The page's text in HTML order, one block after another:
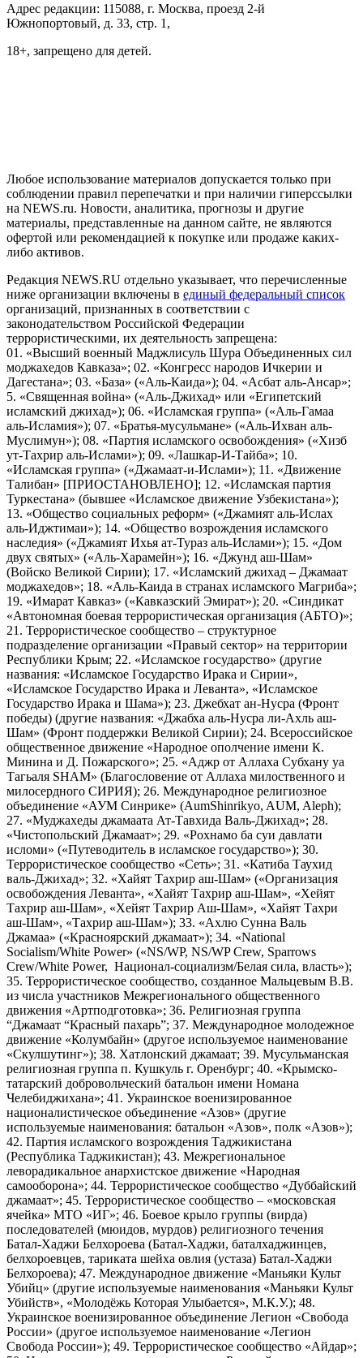
Адрес редакции: 115088, г. Москва, проезд 2-й
Южнопортовый, д. 33, стр. 1,
18+, запрещено для детей.
Любое использование материалов допускается только при
соблюдении правил перепечатки и при наличии гиперссылки
на NEWS.ru. Новости, аналитика, прогнозы и другие
материалы, представленные на данном сайте, не являются
офертой или рекомендацией к покупке или продаже каких-
либо активов.
Редакция NEWS.RU отдельно указывает, что перечисленные
ниже организации включены в единый федеральный список
организаций, признанных в соответствии с
законодательством Российской Федерации
террористическими, их деятельность запрещена:
01. «Высший военный Маджлисуль Шура Объединенных сил
моджахедов Кавказа»; 02. «Конгресс народов Ичкерии и
Дагестана»; 03. «База» («Аль-Каида»); 04. «Асбат аль-Ансар»;
5. «Священная война» («Аль-Джихад» или «Египетский
исламский джихад»); 06. «Исламская группа» («Аль-Гамаа
аль-Исламия»); 07. «Братья-мусульмане» («Аль-Ихван аль-
Муслимун»); 08. «Партия исламского освобождения» («Хизб
ут-Тахрир аль-Ислами»); 09. «Лашкар-И-Тайба»; 10.
«Исламская группа» («Джамаат-и-Ислами»); 11. «Движение
Талибан» [ПРИОСТАНОВЛЕНО]; 12. «Исламская партия
Туркестана» (бывшее «Исламское движение Узбекистана»);
13. «Общество социальных реформ» («Джамият аль-Ислах
аль-Иджтимаи»); 14. «Общество возрождения исламского
наследия» («Джамият Ихья ат-Тураз аль-Ислами»); 15. «Дом
двух святых» («Аль-Харамейн»); 16. «Джунд аш-Шам»
(Войско Великой Сирии); 17. «Исламский джихад – Джамаат
моджахедов»; 18. «Аль-Каида в странах исламского Магриба»;
19. «Имарат Кавказ» («Кавказский Эмират»); 20. «Синдикат
«Автономная боевая террористическая организация (АБТО)»;
21. Террористическое сообщество – структурное
подразделение организации «Правый сектор» на территории
Республики Крым; 22. «Исламское государство» (другие
названия: «Исламское Государство Ирака и Сирии»,
«Исламское Государство Ирака и Леванта», «Исламское
Государство Ирака и Шама»); 23. Джебхат ан-Нусра (Фронт
победы) (другие названия: «Джабха аль-Нусра ли-Ахль аш-
Шам» (Фронт поддержки Великой Сирии); 24. Всероссийское
общественное движение «Народное ополчение имени К.
Минина и Д. Пожарского»; 25. «Аджр от Аллаха Субхану уа
Тагьаля SHAM» (Благословение от Аллаха милоственного и
милосердного СИРИЯ); 26. Международное религиозное
объединение «АУМ Синрике» (AumShinrikyo, AUM, Aleph);
27. «Муджахеды джамаата Ат-Тавхида Валь-Джихад»; 28.
«Чистопольский Джамаат»; 29. «Рохнамо ба суи давлати
исломи» («Путеводитель в исламское государство»); 30.
Террористическое сообщество «Сеть»; 31. «Катиба Таухид
валь-Джихад»; 32. «Хайят Тахрир аш-Шам» («Организация
освобождения Леванта», «Хайят Тахрир аш-Шам», «Хейят
Тахрир аш-Шам», «Хейят Тахрир Аш-Шам», «Хайят Тахри
аш-Шам», «Тахрир аш-Шам»); 33. «Ахлю Сунна Валь
Джамаа» («Красноярский джамаат»); 34. «National
Socialism/White Power» («NS/WP, NS/WP Crew, Sparrows
Crew/White Power, Национал-социализм/Белая сила, власть»);
35. Террористическое сообщество, созданное Мальцевым В.В.
из числа участников Межрегионального общественного
движения «Артподготовка»; 36. Религиозная группа
“Джамаат “Красный пахарь”; 37. Международное молодежное
движение «Колумбайн» (другое используемое наименование
«Скулшутинг»); 38. Хатлонский джамаат; 39. Мусульманская
религиозная группа п. Кушкуль г. Оренбург; 40. «Крымско-
татарский добровольческий батальон имени Номана
Челебиджихана»; 41. Украинское военизированное
националистическое объединение «Азов» (другие
используемые наименования: батальон «Азов», полк «Азов»);
42. Партия исламского возрождения Таджикистана
(Республика Таджикистан); 43. Межрегиональное
леворадикальное анархистское движение «Народная
самооборона»; 44. Террористическое сообщество «Дуббайский
джамаат»; 45. Террористическое сообщество – «московская
ячейка» МТО «ИГ»; 46. Боевое крыло группы (вирда)
последователей (мюидов, мурдов) религиозного течения
Батал-Хаджи Белхороева (Батал-Хаджи, баталхаджинцев,
белхороевцев, тариката шейха овлия (устаза) Батал-Хаджи
Белхороева); 47. Международное движение «Маньяки Культ
Убийц» (другие используемые наименования «Маньяки Культ
Убийств», «Молодёжь Которая Улыбается», М.К.У.); 48.
Украинское военизированное объединение Легион «Свобода
России» (другое используемое наименование «Легион
Свобода России»); 49. Террористическое сообщество «Айдар»;